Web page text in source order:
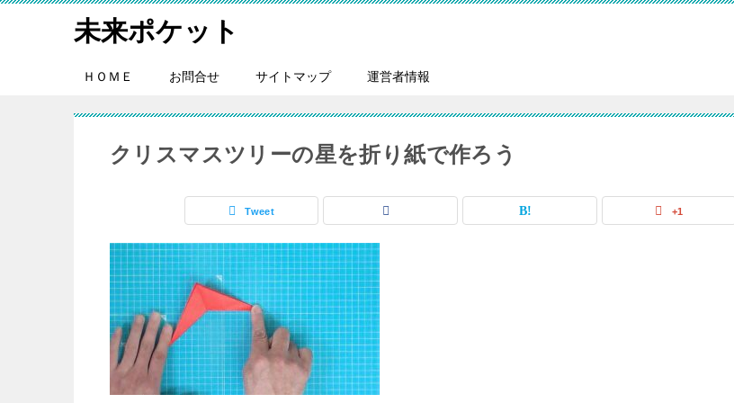
未来ポケット
ＨＯＭＥ お問合せ サイトマップ 運営者情報
クリスマスツリーの星を折り紙で作ろう
Tweet +1